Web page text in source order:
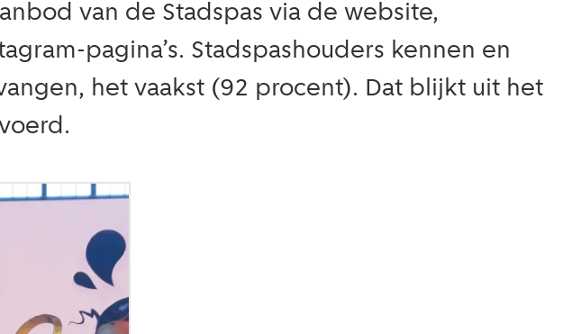
van de Stadspas via de website,
pagina’s. Stadspashouders kennen en
het vaakst (92 procent). Dat blijkt uit het